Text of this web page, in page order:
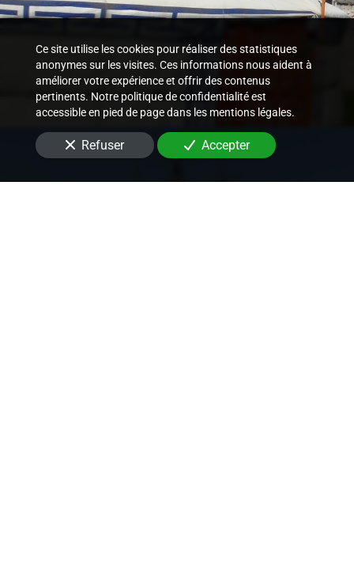
Ce site utilise les cookies pour réaliser des statistiques
anonymes sur les visites. Ces informations nous aident à
améliorer votre expérience et offrir des contenus
pertinents. Notre politique de confidentialité est
accessible en pied de page dans les mentions légales.
Refuser Accepter